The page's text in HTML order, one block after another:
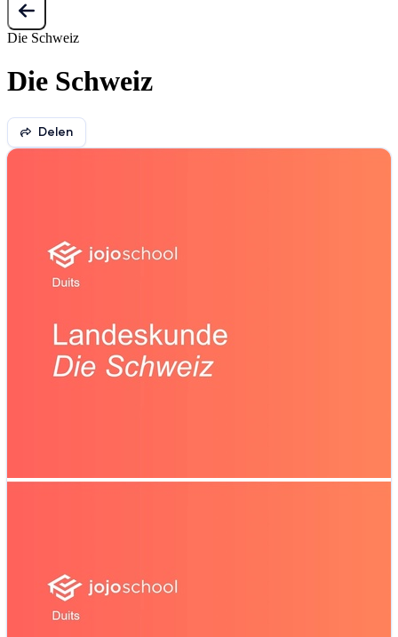
Die Schweiz
Die Schweiz
Delen